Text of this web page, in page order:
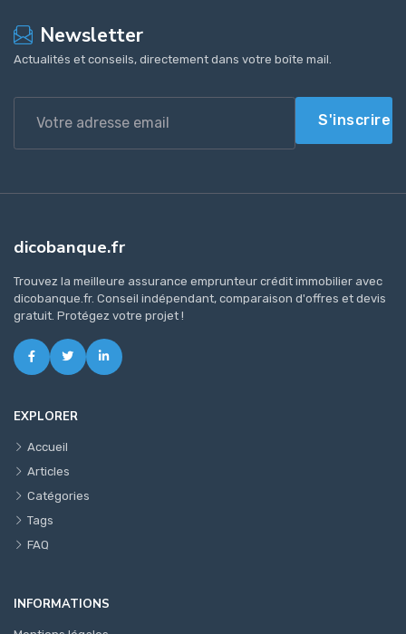
Newsletter
Actualités et conseils, directement dans votre boîte mail.
S'inscrire
dicobanque.fr
Trouvez la meilleure assurance emprunteur crédit immobilier avec
dicobanque.fr. Conseil indépendant, comparaison d'offres et devis
gratuit. Protégez votre projet !
EXPLORER
Accueil
Articles
Catégories
Tags
FAQ
INFORMATIONS